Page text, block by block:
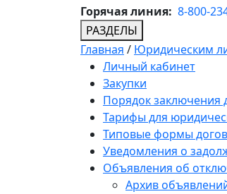
Горячая линия: 8-800-
РАЗДЕЛЫ
Главная / Юридическим
Личный кабинет
Закупки
Порядок заключения
Тарифы для
Типовые формы
Уведомления о
Объявления об
Архив